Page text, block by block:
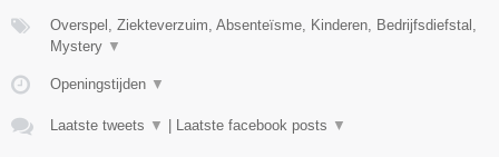
Overspel, Ziekteverzuim, Absenteïsme, Kinderen, Bedrijfsdiefstal,
Mystery ▼
Openingstijden ▼
Laatste tweets ▼ Laatste facebook posts ▼